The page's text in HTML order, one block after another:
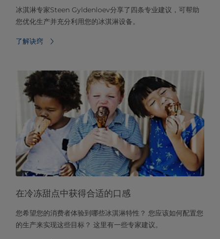
冰淇淋专家Steen Gyldenloev分享了四条专业建议，可帮助
您优化生产并充分利用您的冰淇淋设备。
了解诀窍
在冷冻甜点中获得合适的口感
您希望您的消费者体验到哪些冰淇淋特性？ 您应该如何配置您
的生产来实现这些目标？ 这里有一些专家建议。